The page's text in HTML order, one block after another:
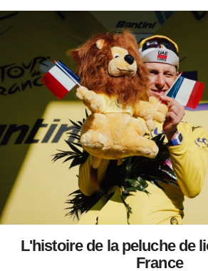
L'histoire de la peluche de
France